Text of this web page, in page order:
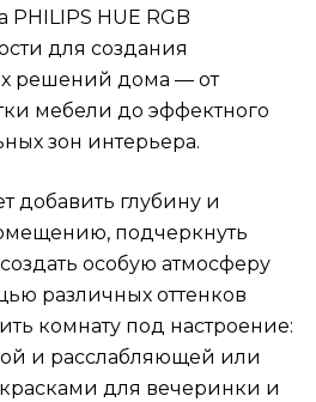
PHILIPS HUE RGB
для создания
решений дома — от
мебели до эффектного
зон интерьера.
добавить глубину и
подчеркнуть
особую атмосферу
различных оттенков
комнату под настроение:
и расслабляющей или
для вечеринки и